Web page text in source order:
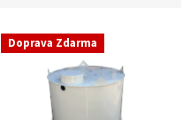
Doprava Zdarma